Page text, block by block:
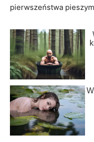
pierwszeństwa